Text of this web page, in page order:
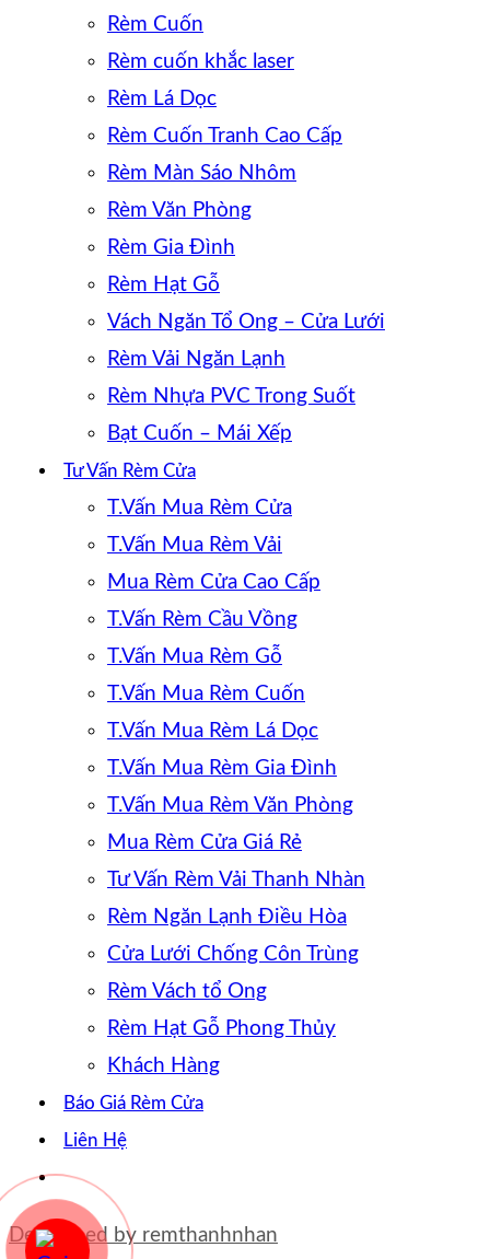
Rèm Cuốn
Rèm cuốn khắc laser
Rèm Lá Dọc
Rèm Cuốn Tranh Cao Cấp
Rèm Màn Sáo Nhôm
Rèm Văn Phòng
Rèm Gia Đình
Rèm Hạt Gỗ
Vách Ngăn Tổ Ong – Cửa Lưới
Rèm Vải Ngăn Lạnh
Rèm Nhựa PVC Trong Suốt
Bạt Cuốn – Mái Xếp
Tư Vấn Rèm Cửa
T.Vấn Mua Rèm Cửa
T.Vấn Mua Rèm Vải
Mua Rèm Cửa Cao Cấp
T.Vấn Rèm Cầu Vồng
T.Vấn Mua Rèm Gỗ
T.Vấn Mua Rèm Cuốn
T.Vấn Mua Rèm Lá Dọc
T.Vấn Mua Rèm Gia Đình
T.Vấn Mua Rèm Văn Phòng
Mua Rèm Cửa Giá Rẻ
Tư Vấn Rèm Vải Thanh Nhàn
Rèm Ngăn Lạnh Điều Hòa
Cửa Lưới Chống Côn Trùng
Rèm Vách tổ Ong
Rèm Hạt Gỗ Phong Thủy
Khách Hàng
Báo Giá Rèm Cửa
Liên Hệ
Developed by remthanhnhan